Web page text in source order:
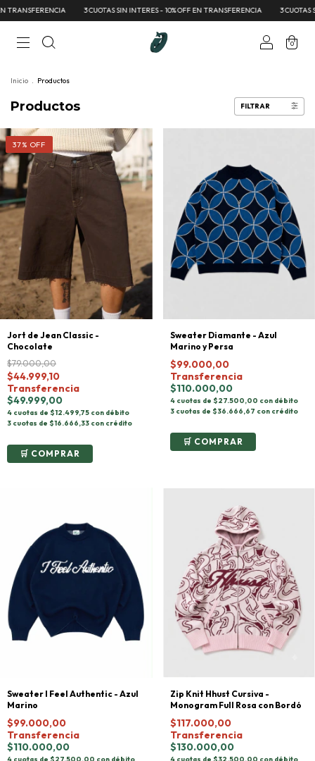
3 CUOTAS SIN INTERES - 10% OFF EN TRANSFERENCIA 3 CUOTAS SIN
0
Inicio . Productos
Productos FILTRAR
37% OFF
Jort de Jean Classic -
Chocolate
$79.000,00
$44.999,10
Transferencia
$49.999,00
4 cuotas de $12.499,75 con débito
3 cuotas de $16.666,33 con crédito
COMPRAR
Sweater Diamante - Azul
Marino y Persa
$99.000,00
Transferencia
$110.000,00
4 cuotas de $27.500,00 con débito
3 cuotas de $36.666,67 con crédito
COMPRAR
Sweater I Feel Authentic - Azul
Marino
$99.000,00
Transferencia
$110.000,00
Zip Knit Hhust Cursiva -
Monogram Full Rosa con Bordó
$117.000,00
Transferencia
$130.000,00